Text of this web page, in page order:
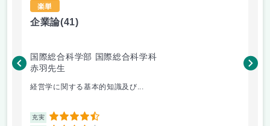
楽単
企業論(41)
国際総合科学部 国際総合科学科
赤羽先生
経営学に関する基本的知識及び...
充実 4.5
平